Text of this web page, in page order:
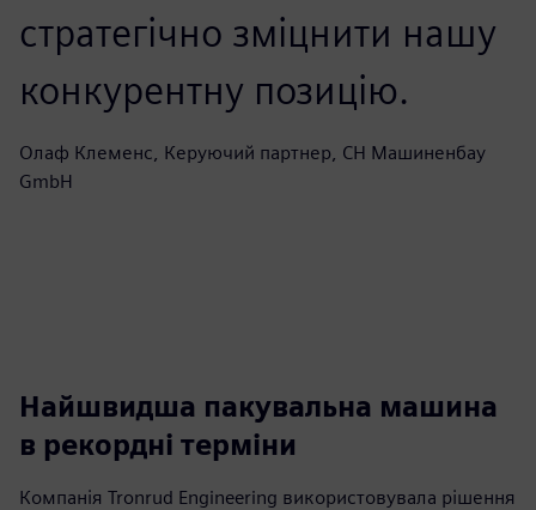
стратегічно зміцнити нашу
конкурентну позицію.
Олаф Клеменс, Керуючий партнер, СН Машиненбау
GmbH
Найшвидша пакувальна машина
в рекордні терміни
Компанія Tronrud Engineering використовувала рішення